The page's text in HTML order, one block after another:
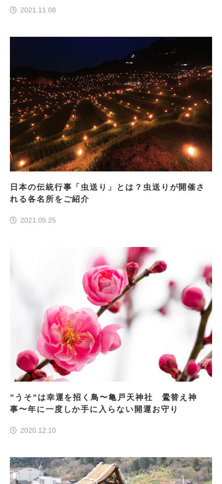
2021.11.08
日本の伝統行事「虫送り」とは？虫送りが開催さ
れる各名所をご紹介
2021.05.25
”うそ”は幸運を招く鳥〜亀戸天神社 鷽替え神
事〜年に一度しか手に入らない開運お守り
2020.12.10